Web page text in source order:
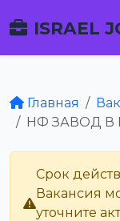
ISRAEL
Главная
НФ ЗАВОД В
Срок
Вакансия
уточните